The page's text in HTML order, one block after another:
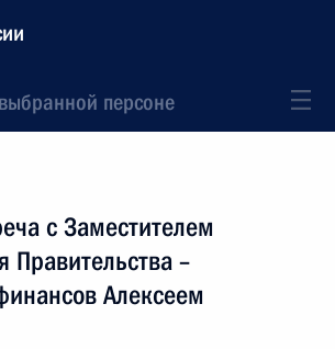
персоне
с Заместителем
Правительства –
Алексеем